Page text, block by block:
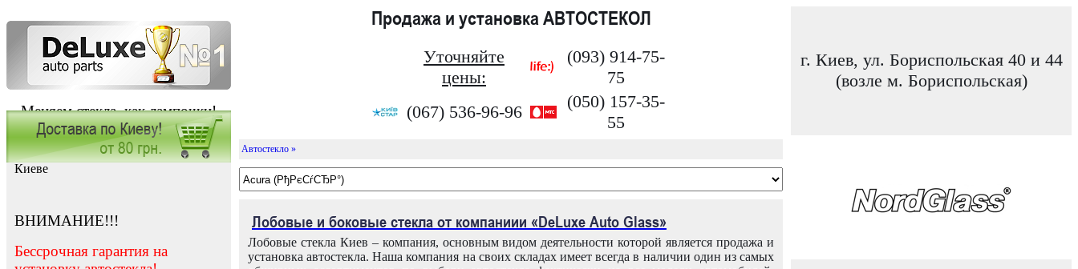
Меняем стекла, как лампочки!
Продажа и установка АВТОСТЕКОЛ
Уточняйте
цены:
(093) 914-75-
75
(067) 536-96-96
(050) 157-35-
55
г. Киев, ул. Бориспольская 40 и 44
(возле м. Бориспольская)
Заказать установку автостекла в
Киеве
ВНИМАНИЕ!!!
Бессрочная гарантия на
Автостекло »
Лобовые и боковые стекла от компаниии «DeLuxe Auto Glass»
Лобовые стекла Киев – компания, основным видом деятельности которой является продажа и
установка автостекла. Наша компания на своих складах имеет всегда в наличии один из самых